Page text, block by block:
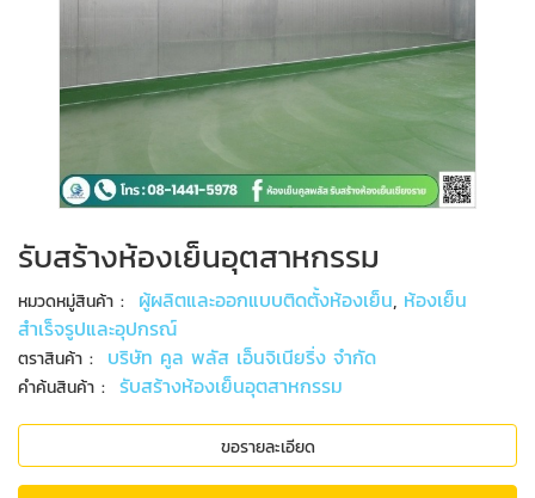
รับสร้างห้องเย็นอุตสาหกรรม
หมวดหมู่สินค้า : ผู้ผลิตและออกแบบติดตั้งห้องเย็น, ห้องเย็น
สำเร็จรูปและอุปกรณ์
ตราสินค้า : บริษัท คูล พลัส เอ็นจิเนียริ่ง จำกัด
คำค้นสินค้า : รับสร้างห้องเย็นอุตสาหกรรม
ขอรายละเอียด